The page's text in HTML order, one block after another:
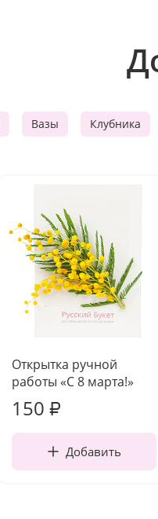
Вазы Клубника
Открытка ручной
работы «С 8 марта!»
150 ₽
Добавить